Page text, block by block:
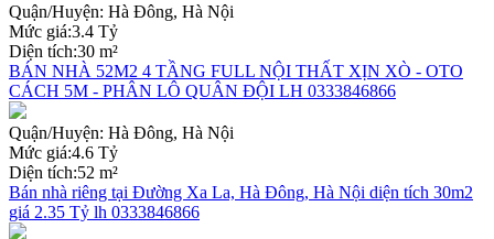
Quận/Huyện: Hà Đông, Hà Nội
Mức giá:3.4 Tỷ
Diện tích:30 m²
BÁN NHÀ 52M2 4 TẦNG FULL NỘI THẤT XỊN XÒ - OTO
CÁCH 5M - PHÂN LÔ QUÂN ĐỘI LH 0333846866
Quận/Huyện: Hà Đông, Hà Nội
Mức giá:4.6 Tỷ
Diện tích:52 m²
Bán nhà riêng tại Đường Xa La, Hà Đông, Hà Nội diện tích 30m2
giá 2.35 Tỷ lh 0333846866